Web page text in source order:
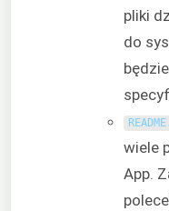
pliki
do
README
wiele
App.